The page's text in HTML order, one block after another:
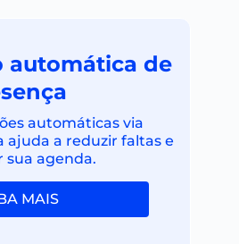
automática de
automáticas via
ajuda a reduzir faltas e
sua agenda.
MAIS